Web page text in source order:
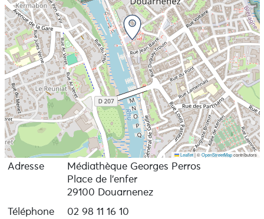
Leaflet|©OpenStreetMapcontributors
Adresse
Médiathèque Georges Perros
Place de l'enfer
29100 Douarnenez
Téléphone
02 98 11 16 10